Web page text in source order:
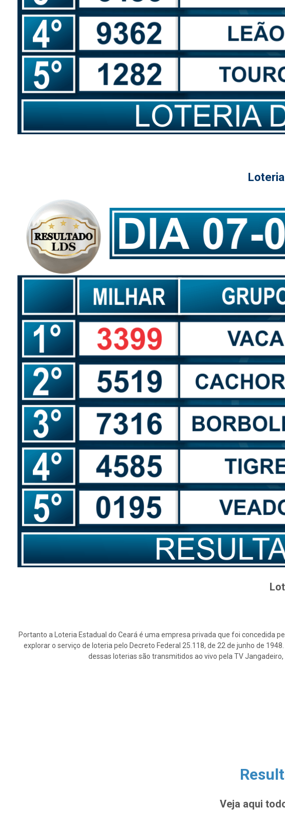
Portanto a Loteria Estadual do Ceará é uma empresa privada que foi concedida
explorar o serviço de loteria pelo Decreto Federal 25.118, de 22 de junho de
dessas loterias são transmitidos ao vivo pela TV
Veja aqui